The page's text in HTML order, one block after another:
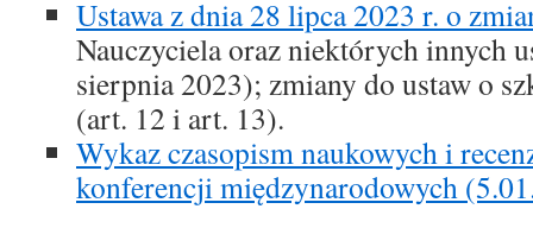
Ustawa z dnia 28 lipca 2023 r. o
Nauczyciela oraz niektórych innych
sierpnia 2023); zmiany do ustaw o
(art. 12 i art. 13).
Wykaz czasopism naukowych i
konferencji międzynarodowych